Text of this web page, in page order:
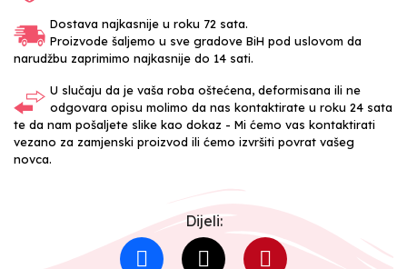
Dostava najkasnije u roku 72 sata.
Proizvode šaljemo u sve gradove BiH pod uslovom da
narudžbu zaprimimo najkasnije do 14 sati.
U slučaju da je vaša roba oštećena, deformisana ili ne
odgovara opisu molimo da nas kontaktirate u roku 24 sata
te da nam pošaljete slike kao dokaz - Mi ćemo vas kontaktirati
vezano za zamjenski proizvod ili ćemo izvršiti povrat vašeg
novca.
Dijeli: